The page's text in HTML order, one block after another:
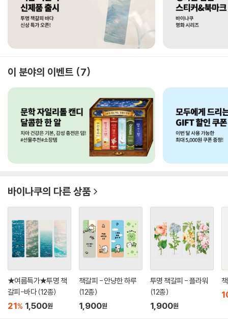
이 분야의 이벤트 7
바이나쿠의 다른 상품
★여름특가★투명 책
갈피-바다 (12종)
21% 1,500원
책갈피 - 안냥한 하루
(12종)
1,900원
투명 책갈피 - 플라워
(12종)
1,900원